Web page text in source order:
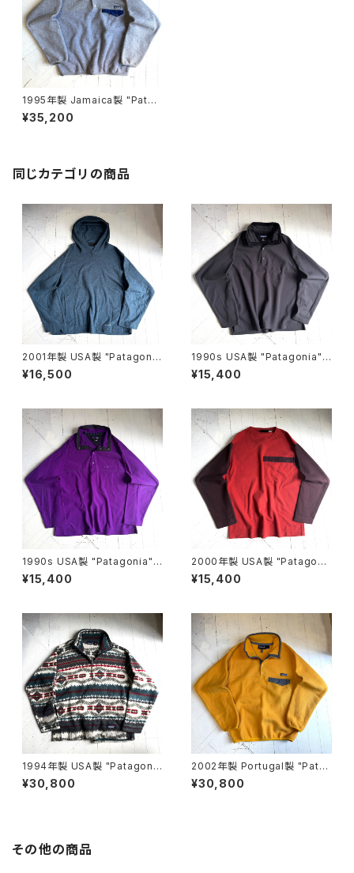
1995年製 Jamaica製 "Patag
onia" synchilla snap-T pull
over
¥35,200
同じカテゴリの商品
2001年製 USA製 "Patagoni
a" rincon foodie
¥16,500
1990s USA製 "Patagonia"
MICRO D-LUXE pullover
¥15,400
1990s USA製 "Patagonia"
MICRO D-LUXE pullover
¥15,400
2000年製 USA製 "Patagoni
a" Micro D luxe fleece pull
over
¥15,400
1994年製 USA製 "Patagoni
a" printed lightweight sync
hilla sweater
¥30,800
2002年製 Portugal製 "Pata
gonia" synchilla snap-T pu
llover
¥30,800
その他の商品